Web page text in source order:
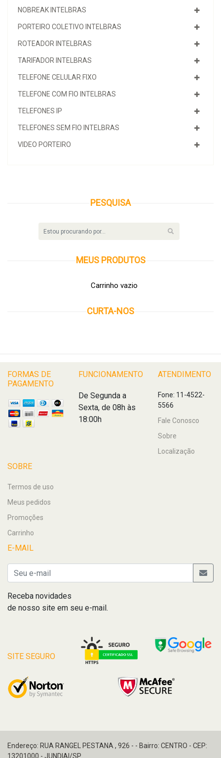
NOBREAK INTELBRAS
PORTEIRO COLETIVO INTELBRAS
ROTEADOR INTELBRAS
TARIFADOR INTELBRAS
TELEFONE CELULAR FIXO
TELEFONE COM FIO INTELBRAS
TELEFONES IP
TELEFONES SEM FIO INTELBRAS
VIDEO PORTEIRO
PESQUISA
MEUS PRODUTOS
Carrinho vazio
CURTA-NOS
FORMAS DE
PAGAMENTO
FUNCIONAMENTO
De Segunda a
Sexta, de 08h às
18:00h
ATENDIMENTO
Fone: 11-4522-
5566
Fale Conosco
Sobre
Localização
SOBRE
Termos de uso
Meus pedidos
Promoções
Carrinho
E-MAIL
Receba novidades
de nosso site em seu e-mail.
SITE SEGURO
Endereço: RUA RANGEL PESTANA , 926 - - Bairro: CENTRO - CEP:
13201000 - JUNDIAI/SP